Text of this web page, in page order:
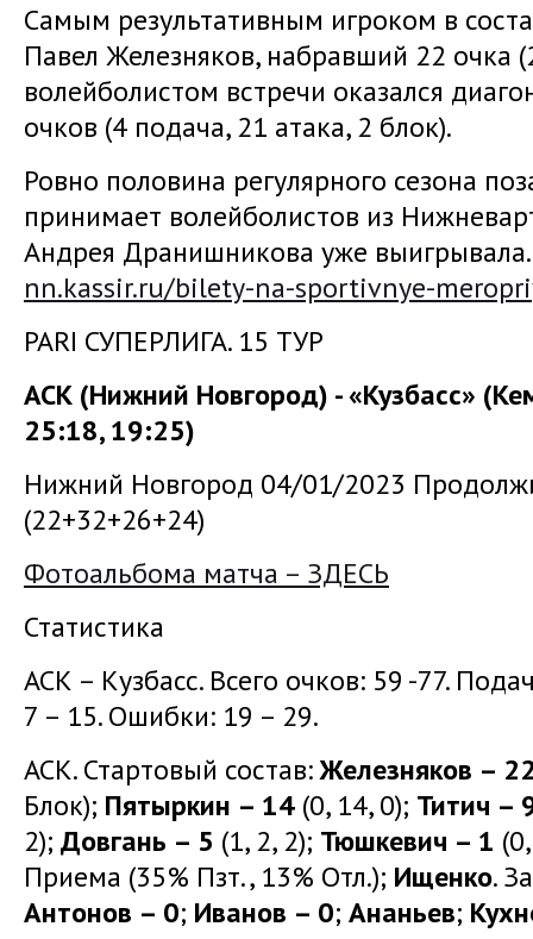
Самым результативным игроком в
Павел Железняков, набравший 22 очка
волейболистом встречи оказался
очков (4 подача, 21 атака, 2 блок).
Ровно половина регулярного сезона
принимает волейболистов из
Андрея Дранишникова уже
nn.kassir.ru/bilety-na-sportivnye-
PARI СУПЕРЛИГА. 15 ТУР
АСК (Нижний Новгород) - «Кузбасс»
25:18, 19:25)
Нижний Новгород 04/01/2023
(22+32+26+24)
Фотоальбома матча – ЗДЕСЬ
Статистика
АСК – Кузбасс. Всего очков: 59 -77.
7 – 15. Ошибки: 19 – 29.
АСК. Стартовый состав:Железняков –
Блок); Пятыркин – 14 (0, 14, 0); Титич –
2); Довгань – 5 (1, 2, 2); Тюшкевич – 1
Приема (35% Пзт., 13% Отл.); Ищенко.
Антонов – 0; Иванов – 0; Ананьев;